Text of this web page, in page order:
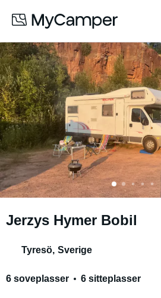
Jerzys Hymer Bobil
Tyresö, Sverige
6 soveplasser 6 sitteplasser